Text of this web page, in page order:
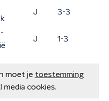
J 3-3
J 1-3
moet je toestemming
media cookies.